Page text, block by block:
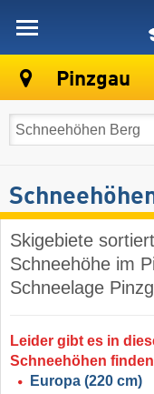
Pinzgau
Skigebiete
Schneehöhe im
Schneelage
Leider gibt es in
Schneehöhen
Europa (220 cm)